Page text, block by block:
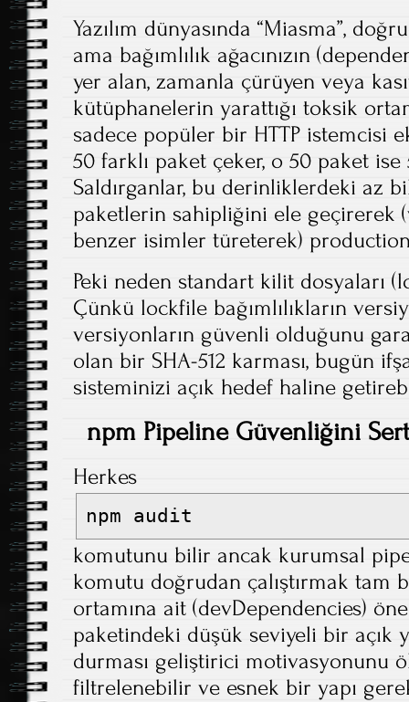
Yazılım dünyasında “Miasma”,
ama bağımlılık ağacınızın
yer alan, zamanla çürüyen veya
kütüphanelerin yarattığı toksik
sadece popüler bir HTTP istemcisi
50 farklı paket çeker, o 50 paket ise
Saldırganlar, bu derinliklerdeki az
paketlerin sahipliğini ele geçirerek
benzer isimler türeterek) production
Peki neden standart kilit dosyaları
Çünkü lockfile bağımlılıkların
versiyonların güvenli olduğunu
olan bir SHA-512 karması, bugün
sisteminizi açık hedef haline
npm Pipeline Güvenliğini
Herkes
npm audit
komutunu bilir ancak kurumsal
komutu doğrudan çalıştırmak tam
ortamına ait (devDependencies)
paketindeki düşük seviyeli bir açık
durması geliştirici motivasyonunu
filtrelenebilir ve esnek bir yapı